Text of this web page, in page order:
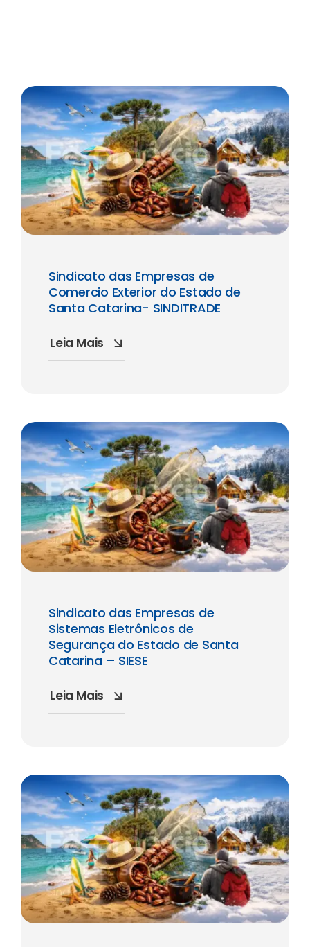
Sindicato das Empresas de
Comercio Exterior do Estado de
Santa Catarina- SINDITRADE
Leia Mais
Sindicato das Empresas de
Sistemas Eletrônicos de
Segurança do Estado de Santa
Catarina – SIESE
Leia Mais